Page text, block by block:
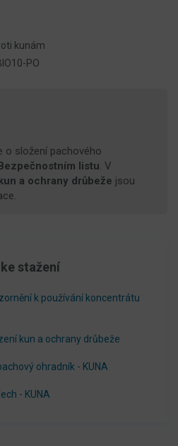
kunám
PO
o složení pachového
listu. V
a ochrany drůbeže jsou
stažení
k používání koncentrátu
kun a ochrany drůbeže
ohradník - KUNA
- KUNA